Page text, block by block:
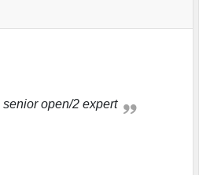
senior open/2 expert